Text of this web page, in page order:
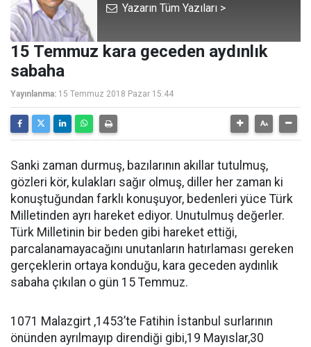
Yazarın Tüm Yazıları >
15 Temmuz kara geceden aydınlık
sabaha
Yayınlanma: 15 Temmuz 2018 Pazar 15:44
Sanki zaman durmuş, bazılarının akıllar tutulmuş,
gözleri kör, kulakları sağır olmuş, diller her zaman ki
konuştuğundan farklı konuşuyor, bedenleri yüce Türk
Milletinden ayrı hareket ediyor. Unutulmuş değerler.
Türk Milletinin bir beden gibi hareket ettiği,
parcalanamayacağını unutanların hatırlaması gereken
gerçeklerin ortaya konduğu, kara geceden aydınlık
sabaha çıkılan o gün 15 Temmuz.
1071 Malazgirt ,1453’te Fatihin İstanbul surlarının
önünden ayrılmayıp direndiği gibi,19 Mayıslar,30